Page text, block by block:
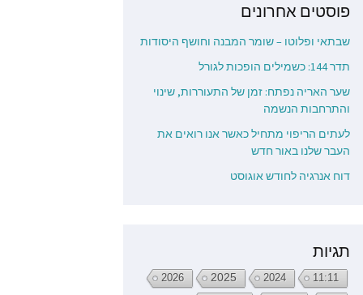
פוסטים אחרונים
שבתאי ופלוטו – שומר המבנה וחושף היסודות
תדר 144: כשמילים הופכות לגורל
שער האריה נפתח: זמן של התעוררות, שינוי
והתרחבות הנשמה
לעתים הריפוי מתחיל כאשר אנו רואים את
העבר שלנו באור חדש
דוח אנרגיה לחודש אוגוסט
תגיות
11:11
2024
2025
2026